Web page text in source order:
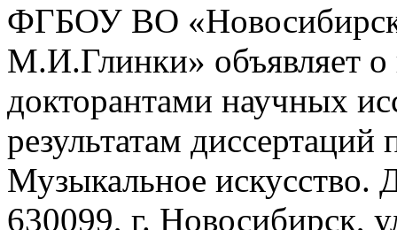
ФГБОУ ВО
М.И.Глинки» объявляет о
докторантами научных
результатам
Музыкальное искусство.
630099, г. Новосибирск,